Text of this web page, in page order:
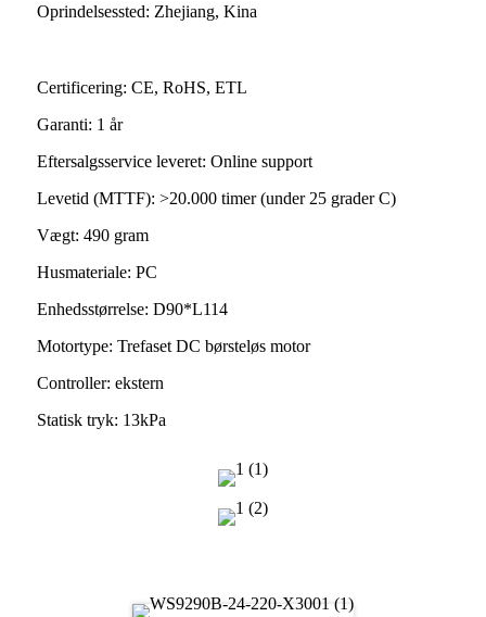
Oprindelsessted: Zhejiang, Kina
Certificering: CE, RoHS, ETL
Garanti: 1 år
Eftersalgsservice leveret: Online support
Levetid (MTTF): >20.000 timer (under 25 grader C)
Vægt: 490 gram
Husmateriale: PC
Enhedsstørrelse: D90*L114
Motortype: Trefaset DC børsteløs motor
Controller: ekstern
Statisk tryk: 13kPa